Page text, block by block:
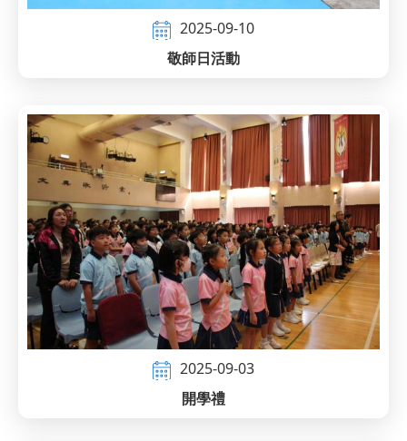
2025-09-10
敬師日活動
2025-09-03
開學禮